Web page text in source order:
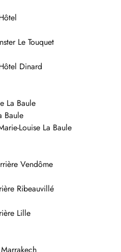
Le Touquet
Dinard
La Baule
Baule
Louise La Baule
Vendôme
Ribeauvillé
Lille